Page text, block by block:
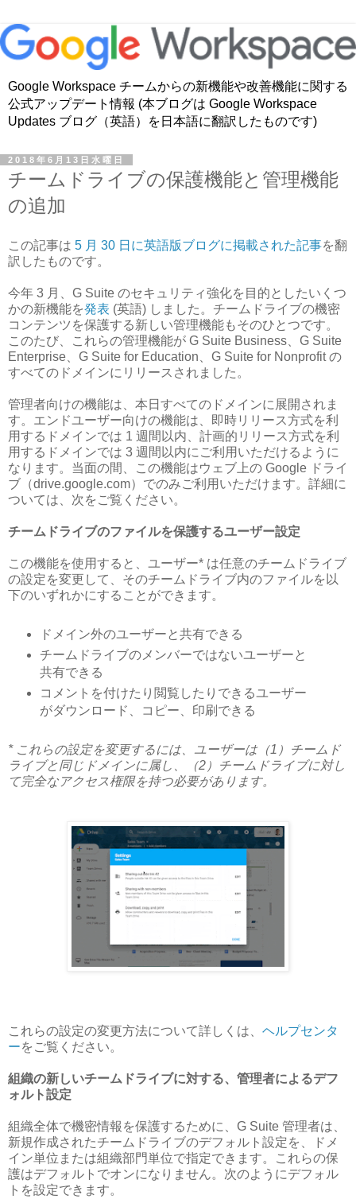
Google Workspace チームからの新機能や改善機能に関する
公式アップデート情報 (本ブログは Google Workspace
Updates ブログ（英語）を日本語に翻訳したものです)
2018年6月13日水曜日
チームドライブの保護機能と管理機能
の追加
この記事は 5 月 30 日に英語版ブログに掲載された記事を翻
訳したものです。
今年 3 月、G Suite のセキュリティ強化を目的としたいくつ
かの新機能を発表 (英語) しました。チームドライブの機密
コンテンツを保護する新しい管理機能もそのひとつです。
このたび、これらの管理機能が G Suite Business、G Suite
Enterprise、G Suite for Education、G Suite for Nonprofit の
すべてのドメインにリリースされました。
管理者向けの機能は、本日すべてのドメインに展開されま
す。エンドユーザー向けの機能は、即時リリース方式を利
用するドメインでは 1 週間以内、計画的リリース方式を利
用するドメインでは 3 週間以内にご利用いただけるように
なります。当面の間、この機能はウェブ上の Google ドライ
ブ（drive.google.com）でのみご利用いただけます。詳細に
ついては、次をご覧ください。
チームドライブのファイルを保護するユーザー設定
この機能を使用すると、ユーザー* は任意のチームドライブ
の設定を変更して、そのチームドライブ内のファイルを以
下のいずれかにすることができます。
ドメイン外のユーザーと共有できる
チームドライブのメンバーではないユーザーと
共有できる
コメントを付けたり閲覧したりできるユーザー
がダウンロード、コピー、印刷できる
* これらの設定を変更するには、ユーザーは（1）チームド
ライブと同じドメインに属し、（2）チームドライブに対し
て完全なアクセス権限を持つ必要があります。
これらの設定の変更方法について詳しくは、 ヘルプセンタ
ーをご覧ください。
組織の新しいチームドライブに対する、管理者によるデフ
ォルト設定
組織全体で機密情報を保護するために、G Suite 管理者は、
新規作成されたチームドライブのデフォルト設定を、ドメ
イン単位または組織部門単位で指定できます。これらの保
護はデフォルトでオンになりません。次のようにデフォル
トを設定できます。